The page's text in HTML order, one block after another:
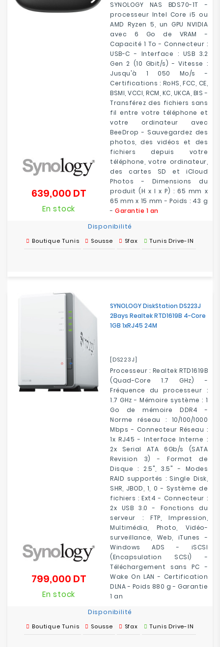
SYNOLOGY NAS BDS70-1T -
processeur Intel Core i5 ou
AMD Ryzen 5, un GPU NVIDIA
avec 6 Go de VRAM -
Capacité 1 To - Connecteur :
USB-C - Interface : USB 3.2
Gen 2 (10 Gbit/s) - Vitesse :
Jusqu'à 1 050 Mo/s -
Certifications : RoHS, FCC, CE,
BSMI, VCCI, RCM, KC, UKCA, BIS -
Transférez des fichiers sans
fil entre votre téléphone et
votre ordinateur avec
BeeDrop - Sauvegardez des
photos, des vidéos et des
fichiers depuis votre
téléphone, votre ordinateur,
des cartes SD et iCloud
Photos - Dimensions du
produit (H x l x P) : 65 mm x
65 mm x 15 mm - Poids : 43 g
- Garantie 1 an
639,000 DTPrix
En stock
Disponibilité
Boutique Tunis Sousse Sfax Tunis Drive-IN
SYNOLOGY DiskStation DS223J
2Bays Realtek RTD1619B 4-Core
1GB 1xRJ45 24M
[DS223J]
Processeur : Realtek RTD1619B
(Quad-Core 1.7 GHz) -
Fréquence du processeur :
1.7 GHz - Mémoire système : 1
Go de mémoire DDR4 -
Norme réseau : 10/100/1000
Mbps - Connecteur Réseau :
1x RJ45 - Interface Interne :
2x Serial ATA 6Gb/s (SATA
Revision 3) - Format de
Disque : 2.5", 3.5" - Modes
RAID supportés : Single Disk,
SHR, JBOD, 1, 0 - Système de
fichiers : Ext4 - Connecteur :
2x USB 3.0 - Fonctions du
serveur : FTP, Impression,
Multimédia, Photo, Vidéo-
surveillance, Web, iTunes -
Windows ADS - iSCSI
(Encapsulation SCSI) -
Téléchargement sans PC -
Wake On LAN - Certification
DLNA - Poids 880 g - Garantie
1 an
799,000 DTPrix
En stock
Disponibilité
Boutique Tunis Sousse Sfax Tunis Drive-IN